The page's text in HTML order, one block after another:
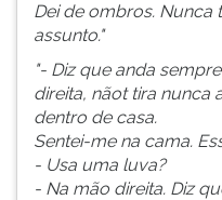
Dei de ombros. Nunca
assunto."
"- Diz que anda
direita, nãot tira nunca
dentro de casa.
Sentei-me na cama.
- Usa uma luva?
- Na mão direita. Diz